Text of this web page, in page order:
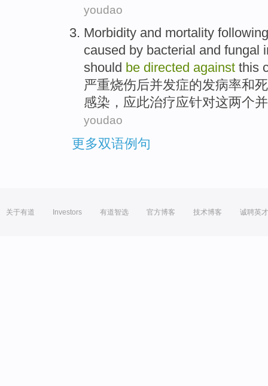
youdao
Morbidity and mortality
caused by bacterial and fungal
should be directed against this
严重烧伤后并发症的发病率和
感染 ， 应此治疗应针对这两个
youdao
更多双语例句
关于有道 Investors 有道智选 官方博客 技术博客 诚聘英才